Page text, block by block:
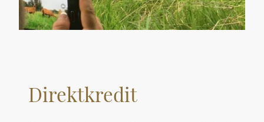
Direktkredit